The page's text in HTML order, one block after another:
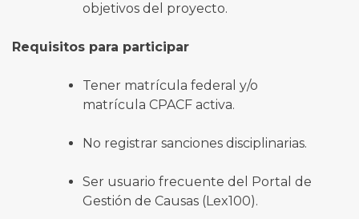
objetivos del proyecto.
Requisitos para participar
Tener matrícula federal y/o
matrícula CPACF activa.
No registrar sanciones disciplinarias.
Ser usuario frecuente del Portal de
Gestión de Causas (Lex100).